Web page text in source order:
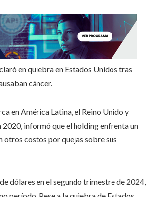
en quiebra en Estados Unidos tras
cáncer.
en América Latina, el Reino Unido y
2020, informó que el holding enfrenta un
otros costos por quejas sobre sus
dólares en el segundo trimestre de 2024,